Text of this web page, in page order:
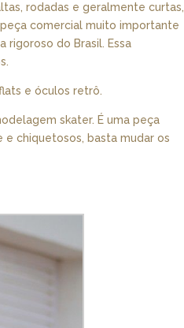
rodadas e geralmente curtas,
comercial muito importante
rigoroso do Brasil. Essa
e óculos retrô.
skater. É uma peça
chiquetosos, basta mudar os